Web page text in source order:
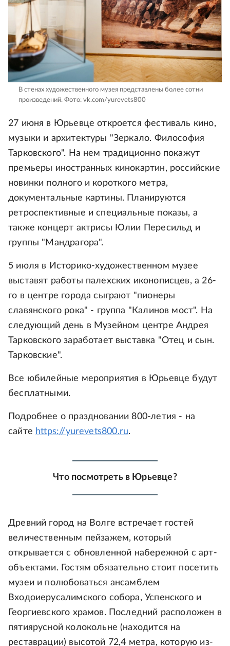
В стенах художественного музея представлены более сотни
произведений. Фото: vk.com/yurevets800
27 июня в Юрьевце откроется фестиваль кино,
музыки и архитектуры "Зеркало. Философия
Тарковского". На нем традиционно покажут
премьеры иностранных кинокартин, российские
новинки полного и короткого метра,
документальные картины. Планируются
ретроспективные и специальные показы, а
также концерт актрисы Юлии Пересильд и
группы "Мандрагора".
5 июля в Историко-художественном музее
выставят работы палехских иконописцев, а 26-
го в центре города сыграют "пионеры
славянского рока" - группа "Калинов мост". На
следующий день в Музейном центре Андрея
Тарковского заработает выставка "Отец и сын.
Тарковские".
Все юбилейные мероприятия в Юрьевце будут
бесплатными.
Подробнее о праздновании 800-летия - на
сайте https://yurevets800.ru.
Что посмотреть в Юрьевце?
Древний город на Волге встречает гостей
величественным пейзажем, который
открывается с обновленной набережной с арт-
объектами. Гостям обязательно стоит посетить
музеи и полюбоваться ансамблем
Входоиерусалимского собора, Успенского и
Георгиевского храмов. Последний расположен в
пятиярусной колокольне (находится на
реставрации) высотой 72,4 метра, которую из-